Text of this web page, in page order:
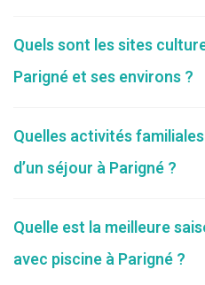
Quels sont les sites
Parigné et ses environs ?
Quelles activités
d’un séjour à Parigné ?
Quelle est la meilleure
avec piscine à Parigné ?